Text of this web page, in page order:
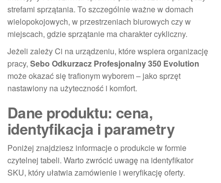
strefami sprzątania. To szczególnie ważne w domach
wielopokojowych, w przestrzeniach biurowych czy w
miejscach, gdzie sprzątanie ma charakter cykliczny.
Jeżeli zależy Ci na urządzeniu, które wspiera organizację
pracy, Sebo Odkurzacz Profesjonalny 350 Evolution
może okazać się trafionym wyborem – jako sprzęt
nastawiony na użyteczność i komfort.
Dane produktu: cena,
identyfikacja i parametry
Poniżej znajdziesz informacje o produkcie w formie
czytelnej tabeli. Warto zwrócić uwagę na identyfikator
SKU, który ułatwia zamówienie i weryfikację oferty.